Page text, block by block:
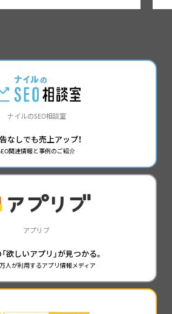
ナイルのSEO相談室
なしでも売上アップ！
関連情報と事例のご紹介
アプリブ
欲しいアプリ」が見つかる。
人が利用するアプリ情報メディア